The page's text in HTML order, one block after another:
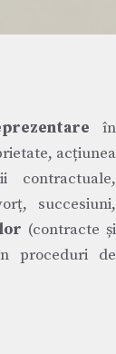
în
acțiunea
contractuale,
succesiuni,
(contracte și
proceduri de